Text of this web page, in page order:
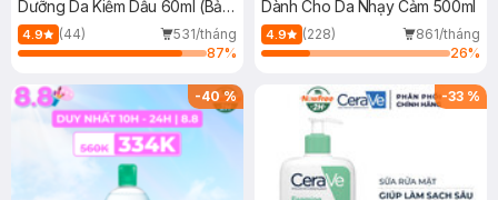
Dưỡng Da Kiềm Dầu 60ml (Bản
Mới)
4.9 (44)
531/tháng
87%
Dành Cho Da Nhạy Cảm 500ml
4.9 (228)
861/tháng
26%
-40% -33 %